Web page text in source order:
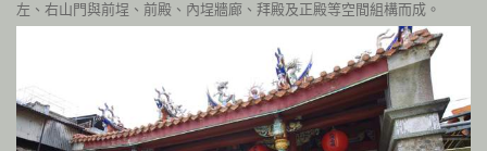
左、右山門與前埕、前殿、內埕牆廊、拜殿及正殿等空間組構而成。